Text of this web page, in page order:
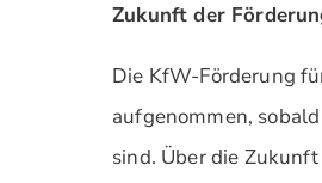
Zukunft der
Die KfW-Förderung
aufgenommen,
sind. Über die